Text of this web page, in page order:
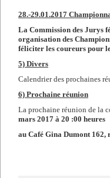
28.-29.01.2017
La Commission des Jurys
organisation des
féliciter les coureurs pour
5) Divers
Calendrier des prochaines
6) Prochaine réunion
La prochaine réunion de la
mars 2017 à 20 :00 heures
au Café Gina Dumont 162,